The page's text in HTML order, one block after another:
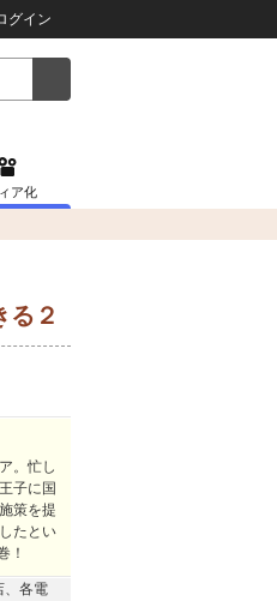
グイン
ア化
る２
。忙し
子に国
策を提
たとい
！
、各電